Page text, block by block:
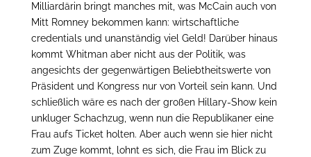
Milliardärin bringt manches mit, was McCain auch von
Mitt Romney bekommen kann: wirtschaftliche
credentials und unanständig viel Geld! Darüber hinaus
kommt Whitman aber nicht aus der Politik, was
angesichts der gegenwärtigen Beliebtheitswerte von
Präsident und Kongress nur von Vorteil sein kann. Und
schließlich wäre es nach der großen Hillary-Show kein
unkluger Schachzug, wenn nun die Republikaner eine
Frau aufs Ticket holten. Aber auch wenn sie hier nicht
zum Zuge kommt, lohnt es sich, die Frau im Blick zu